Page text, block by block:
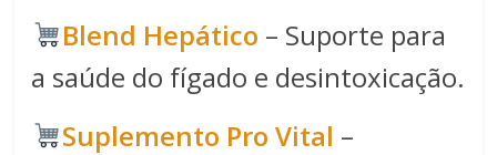
Blend Hepático – Suporte para
a saúde do fígado e desintoxicação.
Suplemento Pro Vital –